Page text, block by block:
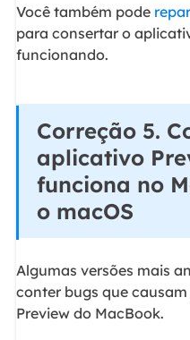
Você também pode
para consertar o
funcionando.
Correção 5.
aplicativo
funciona no
o macOS
Algumas versões mais
conter bugs que
Preview do MacBook.